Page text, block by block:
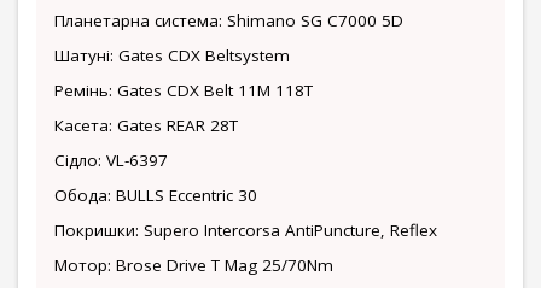
Планетарна система: Shimano SG C7000 5D
Шатуні: Gates CDX Beltsystem
Ремінь: Gates CDX Belt 11M 118T
Касета: Gates REAR 28T
Сідло: VL-6397
Обода: BULLS Eccentric 30
Покришки: Supero Intercorsa AntiPuncture, Reflex
Мотор: Brose Drive T Mag 25/70Nm